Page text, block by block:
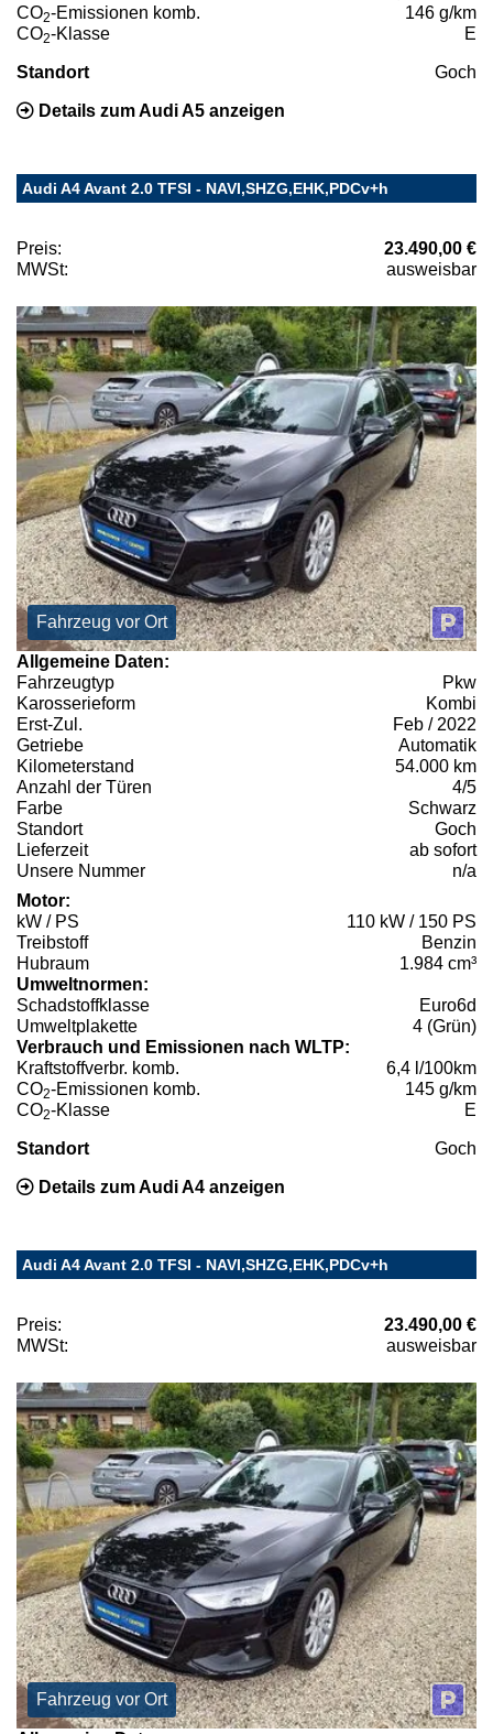
CO2-Emissionen komb.
146 g/km
CO2-Klasse E
Standort Goch
Details zum Audi A5 anzeigen
Audi A4 Avant 2.0 TFSI - NAVI,SHZG,EHK,PDCv+h
Preis:
23.490,00 €
MWSt:
ausweisbar
Fahrzeug vor Ort
Allgemeine Daten:
Fahrzeugtyp
Pkw
Karosserieform
Kombi
Erst-Zul.
Feb / 2022
Getriebe
Automatik
Kilometerstand
54.000 km
Anzahl der Türen
4/5
Farbe
Schwarz
Standort
Goch
Lieferzeit
ab sofort
Unsere Nummer
n/a
Motor:
kW / PS
110 kW / 150 PS
Treibstoff
Benzin
Hubraum
1.984 cm³
Umweltnormen:
Schadstoffklasse
Euro6d
Umweltplakette
4 (Grün)
Verbrauch und Emissionen nach WLTP:
Kraftstoffverbr. komb.
6,4 l/100km
CO2-Emissionen komb.
145 g/km
CO2-Klasse E
Standort Goch
Details zum Audi A4 anzeigen
Audi A4 Avant 2.0 TFSI - NAVI,SHZG,EHK,PDCv+h
Preis:
23.490,00 €
MWSt:
ausweisbar
Fahrzeug vor Ort